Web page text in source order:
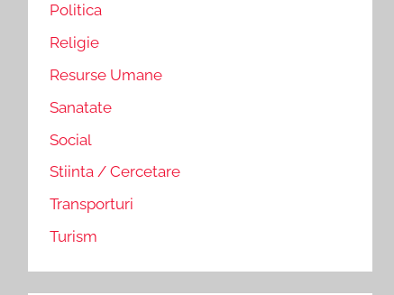
Politica
Religie
Resurse Umane
Sanatate
Social
Stiinta / Cercetare
Transporturi
Turism